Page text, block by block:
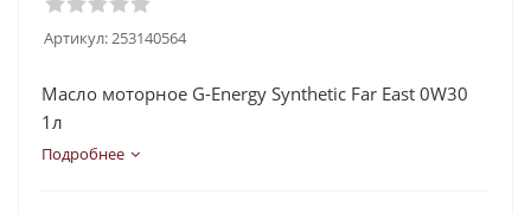
Артикул:253140564
Масло моторное G-Energy Synthetic Far East 0W30
1л
Подробнее